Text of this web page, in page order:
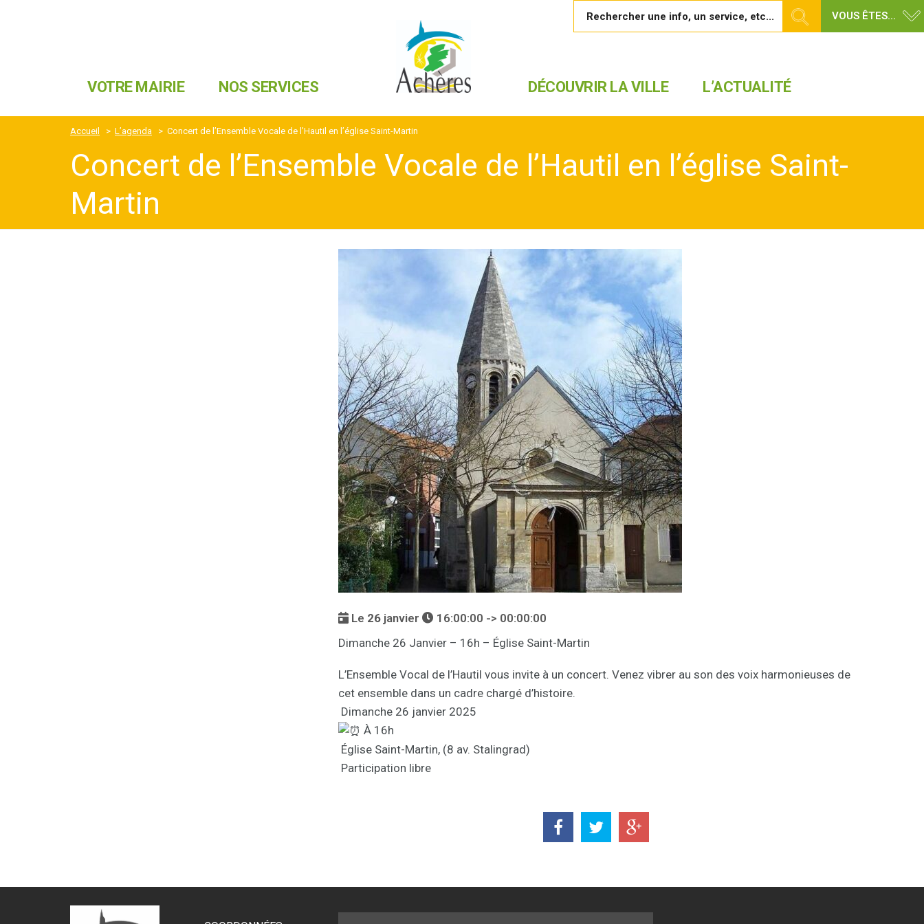
VOUS ÊTES...
VOTRE MAIRIE NOS SERVICES DÉCOUVRIR LA VILLE L’ACTUALITÉ
Accueil > L’agenda > Concert de l’Ensemble Vocale de l’Hautil en l’église Saint-Martin
Concert de l’Ensemble Vocale de l’Hautil en l’église Saint-
Martin
Le 26 janvier
16:00:00 -> 00:00:00
Dimanche 26 Janvier – 16h – Église Saint-Martin
L’Ensemble Vocal de l’Hautil vous invite à un concert. Venez vibrer au son des voix harmonieuses de
cet ensemble dans un cadre chargé d’histoire.
Dimanche 26 janvier 2025
À 16h
Église Saint-Martin, (8 av. Stalingrad)
Participation libre